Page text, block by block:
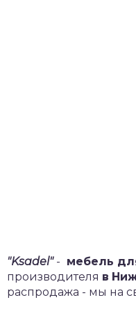
"Ksadel"- мебель
производителя в
распродажа - мы на